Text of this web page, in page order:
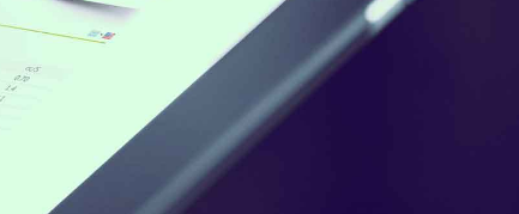
Meet- en regelapparatuur
Sensoren en elektrodes
Watermeters